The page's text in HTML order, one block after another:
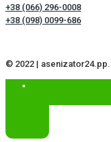
+38 (066) 296-0008
+38 (098) 0099-686
© 2022 |